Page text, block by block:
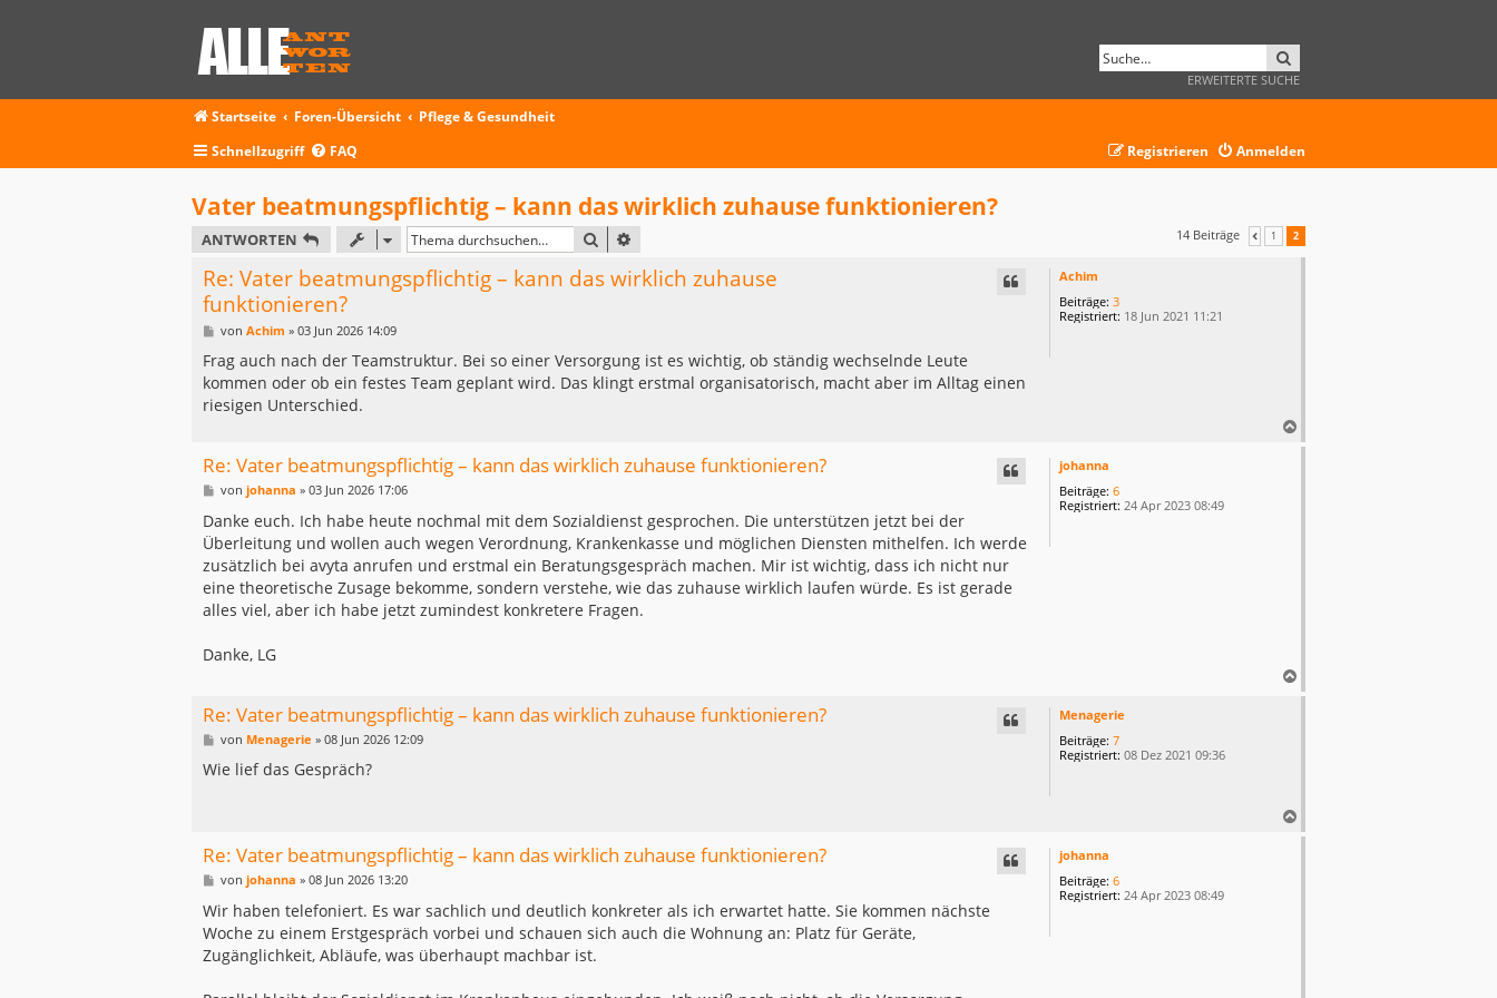
ERWEITERTE SUCHE
Startseite Foren-Übersicht
Pflege & Gesundheit
Schnellzugriff
FAQ Anmelden
Registrieren
Vater beatmungspflichtig – kann das wirklich zuhause funktionieren?
ANTWORTEN SUCHE 14 Beiträge VORHERIGE
1 2
Achim
Beiträge: 3
Registriert: 18 Jun 2021 11:21
Re: Vater beatmungspflichtig – kann das wirklich zuhause
funktionieren?
B
i
r
a
g
von Achim » 03 Jun 2026 14:09
Frag auch nach der Teamstruktur. Bei so einer Versorgung ist es wichtig, ob ständig wechselnde Leute
kommen oder ob ein festes Team geplant wird. Das klingt erstmal organisatorisch, macht aber im Alltag einen
riesigen Unterschied.
a
johanna
Beiträge: 6
Registriert: 24 Apr 2023 08:49
Re: Vater beatmungspflichtig – kann das wirklich zuhause funktionieren?
B
i
t
r
a
g
von johanna » 03 Jun 2026 17:06
Danke euch. Ich habe heute nochmal mit dem Sozialdienst gesprochen. Die unterstützen jetzt bei der
Überleitung und wollen auch wegen Verordnung, Krankenkasse und möglichen Diensten mithelfen. Ich werde
zusätzlich bei avyta anrufen und erstmal ein Beratungsgespräch machen. Mir ist wichtig, dass ich nicht nur
eine theoretische Zusage bekomme, sondern verstehe, wie das zuhause wirklich laufen würde. Es ist gerade
alles viel, aber ich habe jetzt zumindest konkretere Fragen.
Danke, LG
a
Menagerie
Beiträge: 7
Registriert: 08 Dez 2021 09:36
Re: Vater beatmungspflichtig – kann das wirklich zuhause funktionieren?
B
i
von Menagerie » 08 Jun 2026 12:09
Wie lief das Gespräch?
a
johanna
Beiträge: 6
Registriert: 24 Apr 2023 08:49
Re: Vater beatmungspflichtig – kann das wirklich zuhause funktionieren?
B
i
t
r
a
g
von johanna » 08 Jun 2026 13:20
Wir haben telefoniert. Es war sachlich und deutlich konkreter als ich erwartet hatte. Sie kommen nächste
Woche zu einem Erstgespräch vorbei und schauen sich auch die Wohnung an: Platz für Geräte,
Zugänglichkeit, Abläufe, was überhaupt machbar ist.